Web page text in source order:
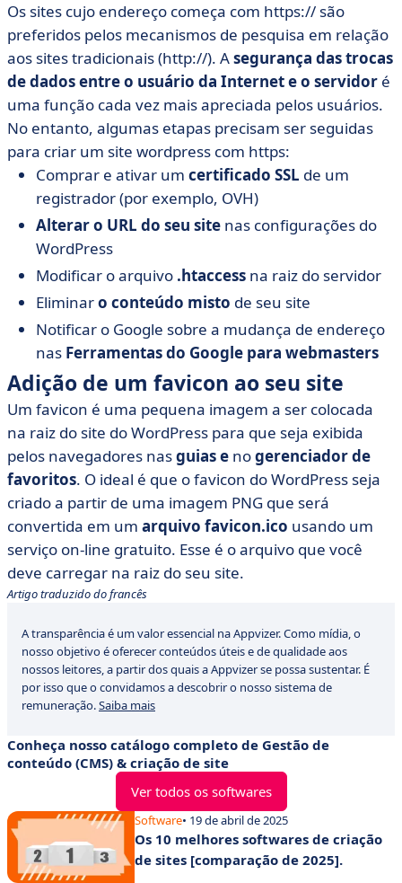
Os sites cujo endereço começa com https:// são
preferidos pelos mecanismos de pesquisa em relação
aos sites tradicionais (http://). Asegurança das trocas
de dados entre o usuário da Internet e o servidor é
uma função cada vez mais apreciada pelos usuários.
No entanto, algumas etapas precisam ser seguidas
para criar um site wordpress com https:
Comprar e ativar um certificado SSL de um
registrador (por exemplo, OVH)
Alterar o URL do seu site nas configurações do
WordPress
Modificar o arquivo .htaccess na raiz do servidor
Eliminaro conteúdo misto de seu site
Notificar o Google sobre a mudança de endereço
nas Ferramentas do Google para webmasters
Adição de um favicon ao seu site
Um favicon é uma pequena imagem a ser colocada
na raiz do site do WordPress para que seja exibida
pelos navegadores nasguias e nogerenciador de
favoritos. O ideal é que o favicon do WordPress seja
criado a partir de uma imagem PNG que será
convertida em um arquivo favicon.ico usando um
serviço on-line gratuito. Esse é o arquivo que você
deve carregar na raiz do seu site.
Artigo traduzido do francês
A transparência é um valor essencial na Appvizer. Como mídia, o
nosso objetivo é oferecer conteúdos úteis e de qualidade aos
nossos leitores, a partir dos quais a Appvizer se possa sustentar. É
por isso que o convidamos a descobrir o nosso sistema de
remuneração.Saiba mais
Conheça nosso catálogo completo de Gestão de
conteúdo (CMS) & criação de site
Ver todos os softwares
Software• 19 de abril de 2025
Os 10 melhores softwares de criação
de sites [comparação de 2025].